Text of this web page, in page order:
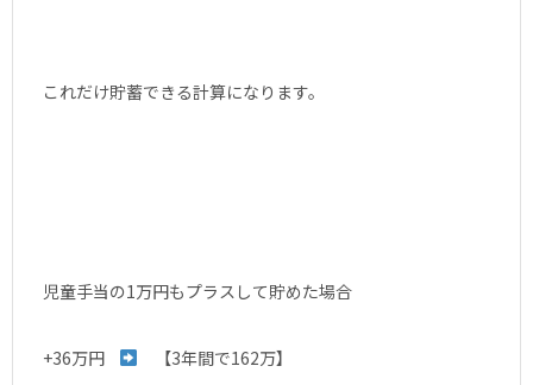
これだけ貯蓄できる計算になります。
児童手当の1万円もプラスして貯めた場合
+36万円 【3年間で162万】